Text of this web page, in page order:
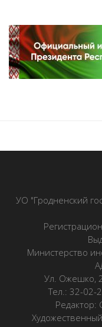
УО "Гродненский
Министерство
Ул. Ожешко,
Тел.: 32-02-
Редактор: